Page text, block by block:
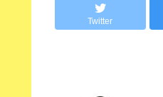
Twitter